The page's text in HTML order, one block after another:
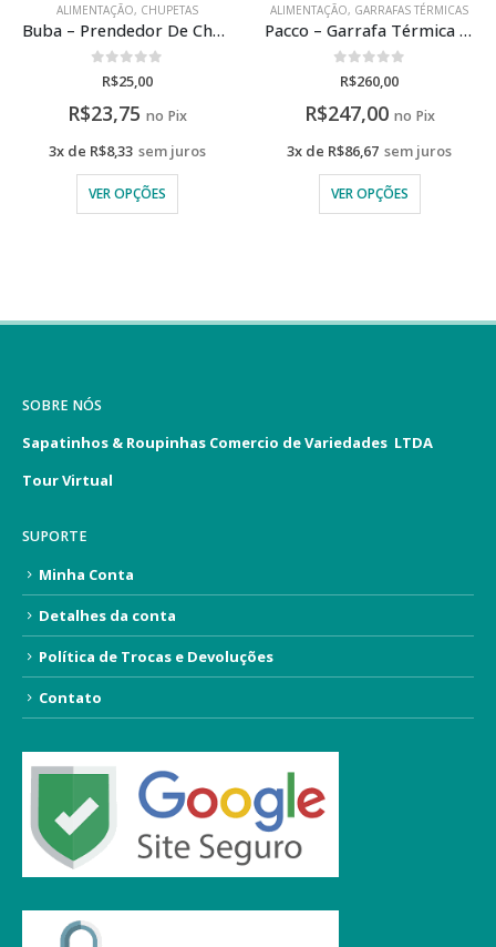
ALIMENTAÇÃO, CHUPETAS
Buba – Prendedor De Chupeta
de 5
R$25,00
R$23,75 no Pix
3x de R$8,33 sem juros
VER OPÇÕES
ALIMENTAÇÃO, GARRAFAS TÉRMICAS
Pacco – Garrafa Térmica HydraV2 500ml Com Gravação A Laser
0de 5
R$260,00
R$247,00 no Pix
3x de R$86,67 sem juros
VER OPÇÕES
SOBRE NÓS
Sapatinhos & Roupinhas Comercio de Variedades LTDA
Tour Virtual
SUPORTE
Minha Conta
Detalhes da conta
Política de Trocas e Devoluções
Contato